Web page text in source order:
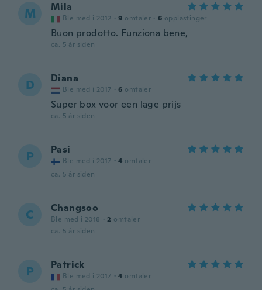
M Mila
Ble med i 2012 · 9 omtaler · 6 opplastinger
Buon prodotto. Funziona bene,
ca. 5 år siden
D Diana
Ble med i 2017 · 6 omtaler
Super box voor een lage prijs
ca. 5 år siden
P Pasi
Ble med i 2017 · 4 omtaler
ca. 5 år siden
C Changsoo
Ble med i 2018 · 2 omtaler
ca. 5 år siden
P Patrick
Ble med i 2017 · 4 omtaler